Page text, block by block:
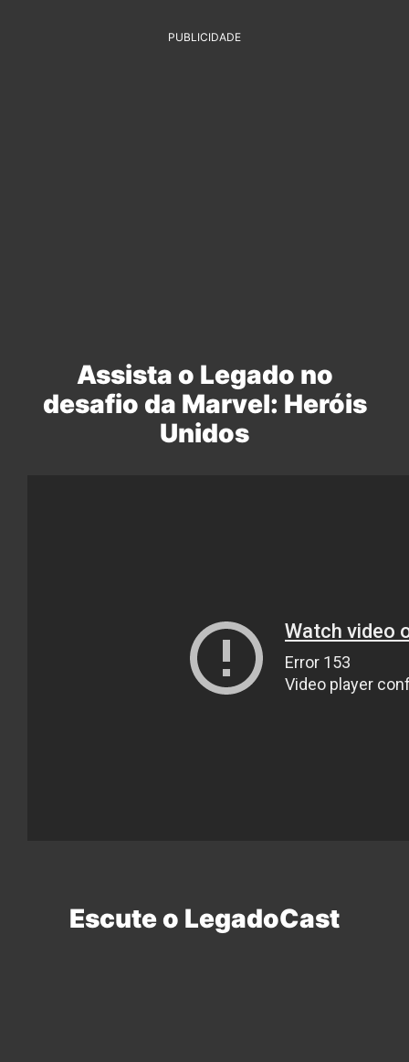
PUBLICIDADE
Assista o Legado no
desafio da Marvel: Heróis
Unidos
Escute o LegadoCast